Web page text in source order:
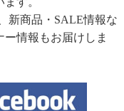
新商品・SALE情報な
情報もお届けしま